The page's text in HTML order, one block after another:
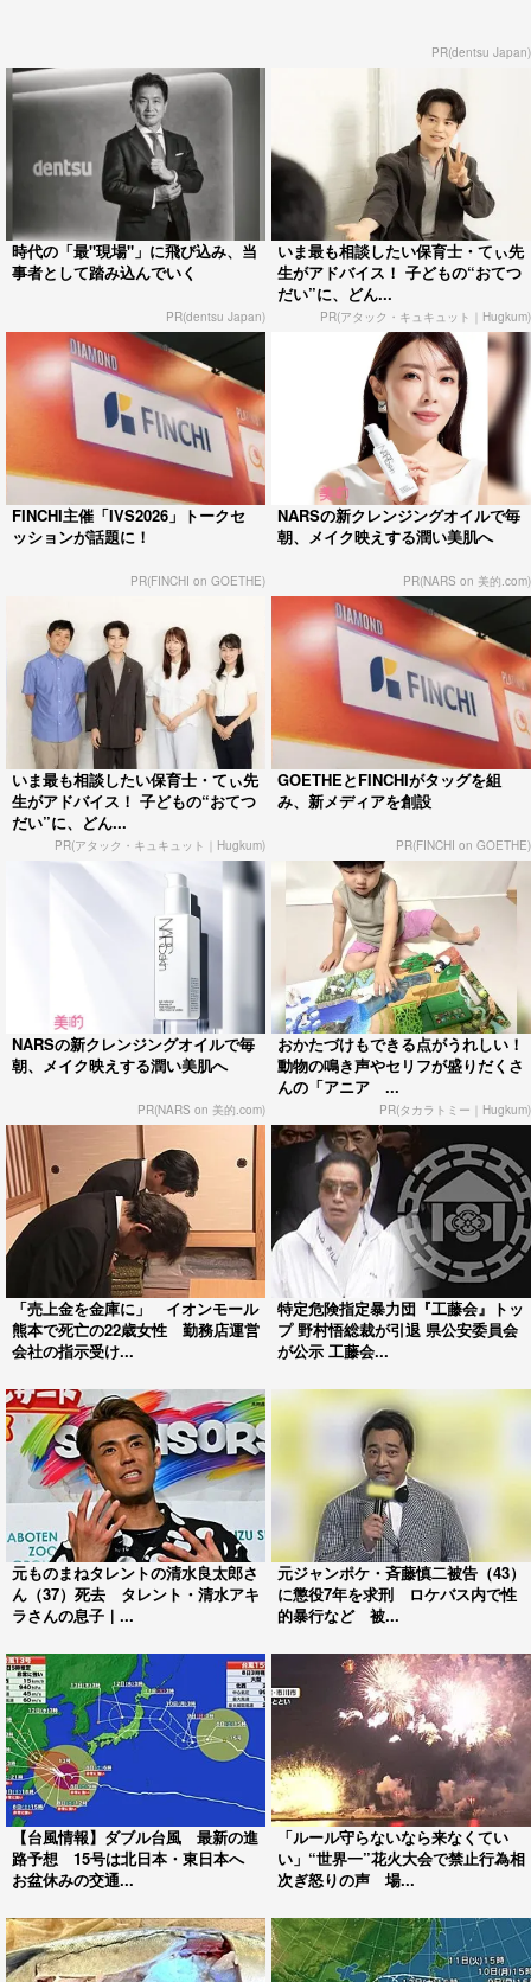
PR(dentsu Japan)
時代の「最"現場"」に飛び込み、当
事者として踏み込んでいく
PR(dentsu Japan)
いま最も相談したい保育士・てぃ先
生がアドバイス！ 子どもの“おてつ
だい”に、どん...
PR(アタック・キュキュット｜Hugkum)
FINCHI主催「IVS2026」トークセ
ッションが話題に！
PR(FINCHI on GOETHE)
NARSの新クレンジングオイルで毎
朝、メイク映えする潤い美肌へ
PR(NARS on 美的.com)
いま最も相談したい保育士・てぃ先
生がアドバイス！ 子どもの“おてつ
だい”に、どん...
PR(アタック・キュキュット｜Hugkum)
GOETHEとFINCHIがタッグを組
み、新メディアを創設
PR(FINCHI on GOETHE)
NARSの新クレンジングオイルで毎
朝、メイク映えする潤い美肌へ
PR(NARS on 美的.com)
おかたづけもできる点がうれしい！
動物の鳴き声やセリフが盛りだくさ
んの「アニア ...
PR(タカラトミー｜Hugkum)
「売上金を金庫に」 イオンモール
熊本で死亡の22歳女性 勤務店運営
会社の指示受け...
特定危険指定暴力団『工藤会』トッ
プ 野村悟総裁が引退 県公安委員会
が公示 工藤会...
元ものまねタレントの清水良太郎さ
ん（37）死去 タレント・清水アキ
ラさんの息子｜...
元ジャンポケ・斉藤慎二被告（43）
に懲役7年を求刑 ロケバス内で性
的暴行など 被...
【台風情報】ダブル台風 最新の進
路予想 15号は北日本・東日本へ
お盆休みの交通...
「ルール守らないなら来なくてい
い」“世界一”花火大会で禁止行為相
次ぎ怒りの声 場...